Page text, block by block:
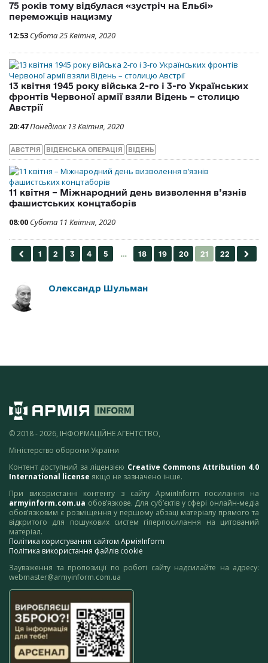
75 років тому відбулася «зустріч на Ельбі»
переможців нацизму
12:53 Субота 25 Квітня, 2020
13 квітня 1945 року війська 2-го і 3-го Українських
фронтів Червоної армії взяли Відень – столицю
Австрії
20:47Понеділок 13 Квітня, 2020
АВСТРІЯ ВІДЕНСЬКА ОПЕРАЦІЯ ВІДЕНЬ
11 квітня – Міжнародний день визволення в’язнів
фашистських концтаборів
08:00 Субота 11 Квітня, 2020
Олександр Шульман
© 2018 - 2026, ІНФОРМАЦІЙНЕ АГЕНТСТВО,
Міністерство оборони України
Контент доступний за ліцензією Creative Commons Attribution 4.0
International license якщо не зазначено інше.
При використанні контенту з сайту АрміяInform посилання на
armyinform.com.ua обов’язкове. Для суб’єктів у сфері онлайн-медіа
обов’язковим є розміщення у першому абзаці матеріалу прямого та
відкритого для пошукових систем гіперпосилання на цитований
матеріал.
Політика користування сайтом АрміяInform
Політика використання файлів cookie
Зауваження та пропозиції по роботі сайту надсилайте на адресу:
webmaster@armyinform.com.ua